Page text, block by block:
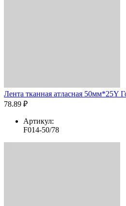
Лента тканная атласная 50мм*25Y
78.89 ₽
Артикул:
F014-50/78